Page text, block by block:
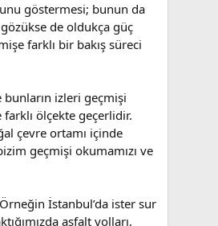
göstermesi; bunun da
de oldukça güç
farklı bir bakış süreci
izleri geçmişi
ölçekte geçerlidir.
çevre ortamı içinde
geçmişi okumamızı ve
İstanbul’da ister sur
asfalt yolları,